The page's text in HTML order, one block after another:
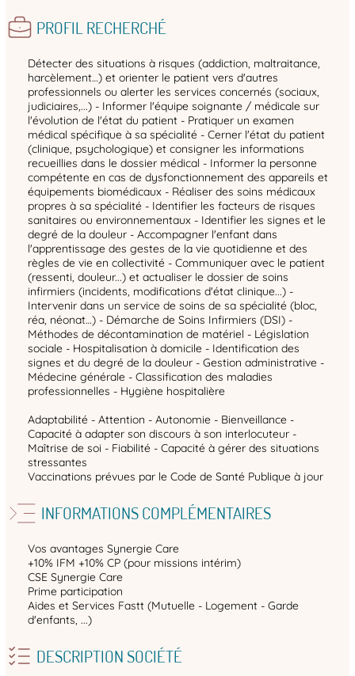
PROFIL RECHERCHÉ
Détecter des situations à risques (addiction, maltraitance,
harcèlement…) et orienter le patient vers d'autres
professionnels ou alerter les services concernés (sociaux,
judiciaires,...) - Informer l'équipe soignante / médicale sur
l'évolution de l'état du patient - Pratiquer un examen
médical spécifique à sa spécialité - Cerner l'état du patient
(clinique, psychologique) et consigner les informations
recueillies dans le dossier médical - Informer la personne
compétente en cas de dysfonctionnement des appareils et
équipements biomédicaux - Réaliser des soins médicaux
propres à sa spécialité - Identifier les facteurs de risques
sanitaires ou environnementaux - Identifier les signes et le
degré de la douleur - Accompagner l'enfant dans
l'apprentissage des gestes de la vie quotidienne et des
règles de vie en collectivité - Communiquer avec le patient
(ressenti, douleur...) et actualiser le dossier de soins
infirmiers (incidents, modifications d'état clinique...) -
Intervenir dans un service de soins de sa spécialité (bloc,
réa, néonat…) - Démarche de Soins Infirmiers (DSI) -
Méthodes de décontamination de matériel - Législation
sociale - Hospitalisation à domicile - Identification des
signes et du degré de la douleur - Gestion administrative -
Médecine générale - Classification des maladies
professionnelles - Hygiène hospitalière
Adaptabilité - Attention - Autonomie - Bienveillance -
Capacité à adapter son discours à son interlocuteur -
Maîtrise de soi - Fiabilité - Capacité à gérer des situations
stressantes
Vaccinations prévues par le Code de Santé Publique à jour
INFORMATIONS COMPLÉMENTAIRES
Vos avantages Synergie Care
+10% IFM +10% CP (pour missions intérim)
CSE Synergie Care
Prime participation
Aides et Services Fastt (Mutuelle - Logement - Garde
d'enfants, ...)
DESCRIPTION SOCIÉTÉ